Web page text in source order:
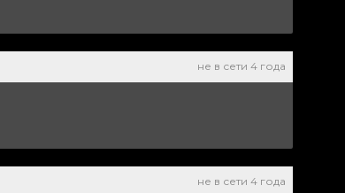
не в сети 4 года
не в сети 4 года